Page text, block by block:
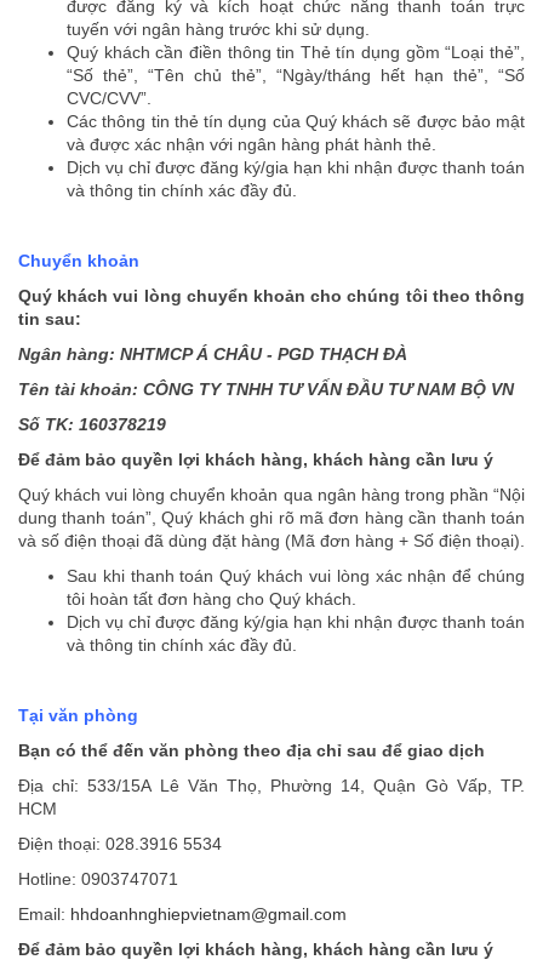
được đăng ký và kích hoạt chức năng thanh toán trực
tuyến với ngân hàng trước khi sử dụng.
Quý khách cần điền thông tin Thẻ tín dụng gồm “Loại thẻ”,
“Số thẻ”, “Tên chủ thẻ”, “Ngày/tháng hết hạn thẻ”, “Số
CVC/CVV”.
Các thông tin thẻ tín dụng của Quý khách sẽ được bảo mật
và được xác nhận với ngân hàng phát hành thẻ.
Dịch vụ chỉ được đăng ký/gia hạn khi nhận được thanh toán
và thông tin chính xác đầy đủ.
Chuyển khoản
Quý khách vui lòng chuyển khoản cho chúng tôi theo thông
tin sau:
Ngân hàng: NHTMCP Á CHÂU - PGD THẠCH ĐÀ
Tên tài khoản: CÔNG TY TNHH TƯ VẤN ĐẦU TƯ NAM BỘ VN
Số TK: 160378219
Để đảm bảo quyền lợi khách hàng, khách hàng cần lưu ý
Quý khách vui lòng chuyển khoản qua ngân hàng trong phần “Nội
dung thanh toán”, Quý khách ghi rõ mã đơn hàng cần thanh toán
và số điện thoại đã dùng đặt hàng (Mã đơn hàng + Số điện thoại).
Sau khi thanh toán Quý khách vui lòng xác nhận để chúng
tôi hoàn tất đơn hàng cho Quý khách.
Dịch vụ chỉ được đăng ký/gia hạn khi nhận được thanh toán
và thông tin chính xác đầy đủ.
Tại văn phòng
Bạn có thể đến văn phòng theo địa chỉ sau để giao dịch
Địa chỉ: 533/15A Lê Văn Thọ, Phường 14, Quận Gò Vấp, TP.
HCM
Điện thoại: 028.3916 5534
Hotline: 0903747071
Email: hhdoanhnghiepvietnam@gmail.com
Để đảm bảo quyền lợi khách hàng, khách hàng cần lưu ý